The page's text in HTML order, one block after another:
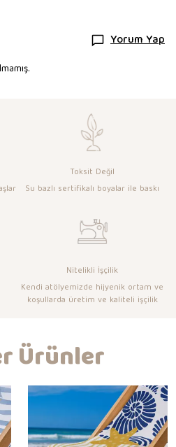
Yorum Yap
Toksit Değil
Su bazlı sertifikalı boyalar ile baskı
Nitelikli İşçilik
Kendi atölyemizde hijyenik ortam ve
koşullarda üretim ve kaliteli işçilik
Ürünler